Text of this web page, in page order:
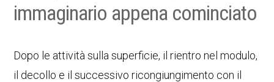
immaginario appena cominciato
Dopo le attività sulla superficie, il rientro nel modulo,
il decollo e il successivo ricongiungimento con il